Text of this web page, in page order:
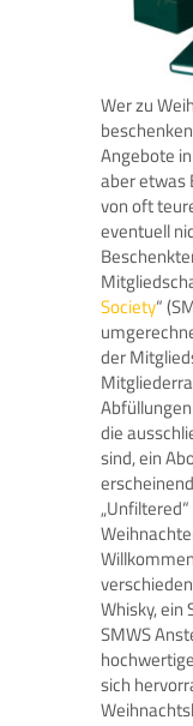
Wer zu
Angebote
aber etwas
von oft
eventuell
Society“
der
die
sind, ein
Whisky, ein
SMWS
sich